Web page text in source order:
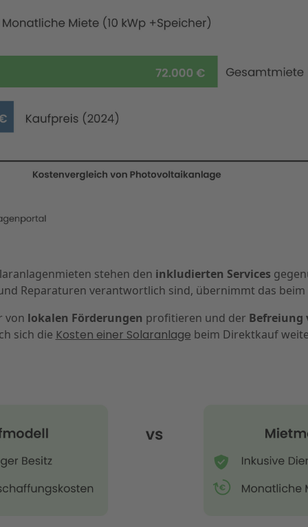
stehen den inkludierten Services
Reparaturen verantwortlich sind, übernimmt das
von lokalen Förderungen profitieren und der Befreiung
sich die Kosten einer Solaranlage beim Direktkauf